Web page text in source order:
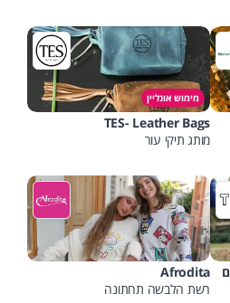
מימוש אונליין
TES- Leather Bags
מותג תיקי עור
Afrodita
רשת הלבשה תחתונה